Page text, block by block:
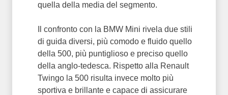
quella della media del segmento.
Il confronto con la BMW Mini rivela due stili
di guida diversi, più comodo e fluido quello
della 500, più puntiglioso e preciso quello
della anglo-tedesca. Rispetto alla Renault
Twingo la 500 risulta invece molto più
sportiva e brillante e capace di assicurare